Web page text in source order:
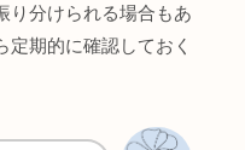
り分けられる場合もあ
定期的に確認しておく